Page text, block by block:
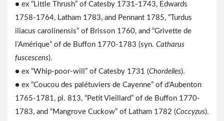
● ex “Little Thrush” of Catesby 1731-1743, Edwards
1758-1764, Latham 1783, and Pennant 1785, “Turdus
iliacus carolinensis” of Brisson 1760, and “Grivette de
l’Amérique” of de Buffon 1770-1783 (syn. Catharus
fuscescens).
● ex “Whip-poor-will” of Catesby 1731 (Chordeiles).
● ex “Coucou des palétuviers de Cayenne” of d’Aubenton
1765-1781, pl. 813, “Petit Vieillard” of de Buffon 1770-
1783, and “Mangrove Cuckow” of Latham 1782 (Coccyzus).